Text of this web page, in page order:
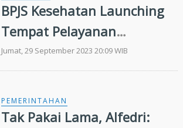
BPJS Kesehatan Launching
Tempat Pelayanan
Informasi BPJS di RSUD
Bengkalis
Jumat, 29 September 2023 20:09 WIB
PEMERINTAHAN
Tak Pakai Lama, Alfedri: